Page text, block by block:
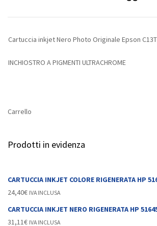
Cartuccia inkjet Nero Photo Originale Epson
INCHIOSTRO A PIGMENTI ULTRACHROME
Carrello
Prodotti in evidenza
CARTUCCIA INKJET COLORE RIGENERATA HP
24,40€ IVA INCLUSA
CARTUCCIA INKJET NERO RIGENERATA HP
31,11€ IVA INCLUSA